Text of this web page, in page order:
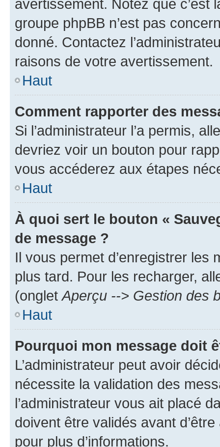
avertissement. Notez que c’est
groupe phpBB n’est pas
donné. Contactez
raisons de votre avertissement.
Haut
Comment rapporter des
Si l’administrateur l’a permis,
devriez voir un bouton pour
vous accéderez aux étapes
Haut
À quoi sert le bouton «
de message ?
Il vous permet d’enregistrer
plus tard. Pour les recharger,
(onglet Aperçu --> Gestion des
Haut
Pourquoi mon message doit
L’administrateur peut avoir
nécessite la validation des
l’administrateur vous ait placé
doivent être validés avant
pour plus d’informations.